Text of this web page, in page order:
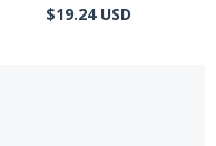
$19.24 USD